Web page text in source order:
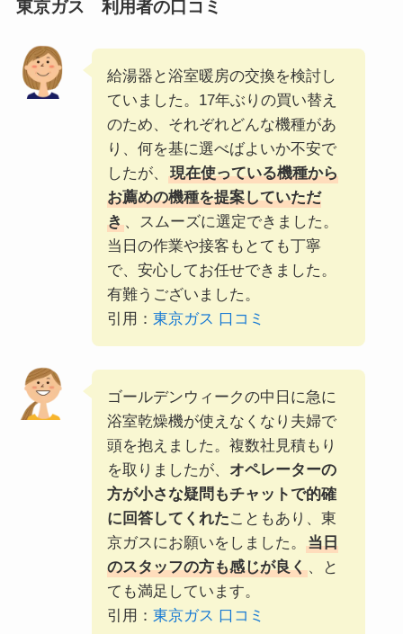
東京ガス 利用者の口コミ
給湯器と浴室暖房の交換を検討し
ていました。17年ぶりの買い替え
のため、それぞれどんな機種があ
り、何を基に選べばよいか不安で
したが、
現在使っている機種から
お薦めの機種を提案していただ
き、スムーズに選定できました。
当日の作業や接客もとても丁寧
で、安心してお任せできました。
有難うございました。
引用： 東京ガス 口コミ
ゴールデンウィークの中日に急に
浴室乾燥機が使えなくなり夫婦で
頭を抱えました。複数社見積もり
を取りましたが、 オペレーターの
方が小さな疑問もチャットで的確
に回答してくれたこともあり、東
京ガスにお願いをしました。
当日
のスタッフの方も感じが良く、と
ても満足しています。
引用： 東京ガス 口コミ